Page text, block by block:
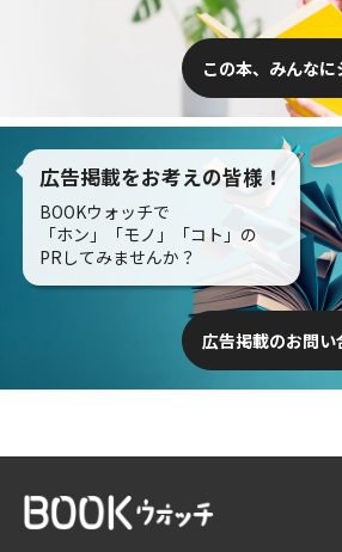
この本、みんな
広告掲載をお考えの皆様！
BOOKウォッチで
「ホン」「モノ」「コト」の
PRしてみませんか？
広告掲載のお問い